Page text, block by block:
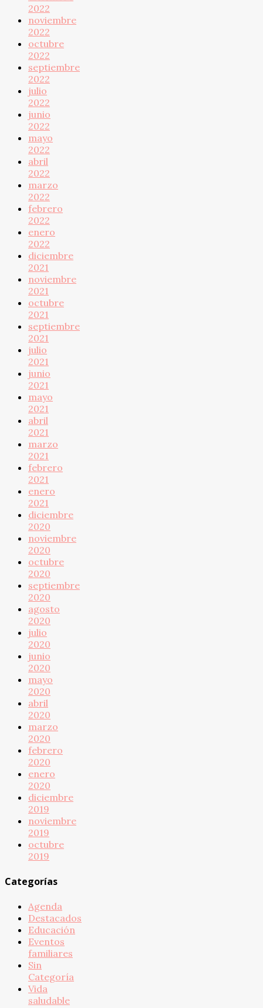
2022
noviembre
2022
octubre
2022
septiembre
2022
julio
2022
junio
2022
mayo
2022
abril
2022
marzo
2022
febrero
2022
enero
2022
diciembre
2021
noviembre
2021
octubre
2021
septiembre
2021
julio
2021
junio
2021
mayo
2021
abril
2021
marzo
2021
febrero
2021
enero
2021
diciembre
2020
noviembre
2020
octubre
2020
septiembre
2020
agosto
2020
julio
2020
junio
2020
mayo
2020
abril
2020
marzo
2020
febrero
2020
enero
2020
diciembre
2019
noviembre
2019
octubre
2019
Categorías
Agenda
Destacados
Educación
Eventos
familiares
Sin
Categoría
Vida
saludable